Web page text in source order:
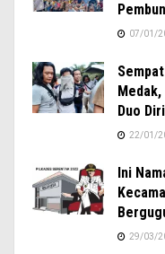
07/01/
Duo
22/01/
Ini
29/03/